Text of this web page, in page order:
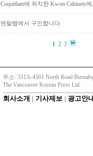
Coquitlam에 위치한 Kwon Cabinets
덴탈랩에서 구인합니다.
1 2 3
주소: 331A-4501 North Road
The Vancouver Korean Press Ltd.
회사소개 기사제보 광고안